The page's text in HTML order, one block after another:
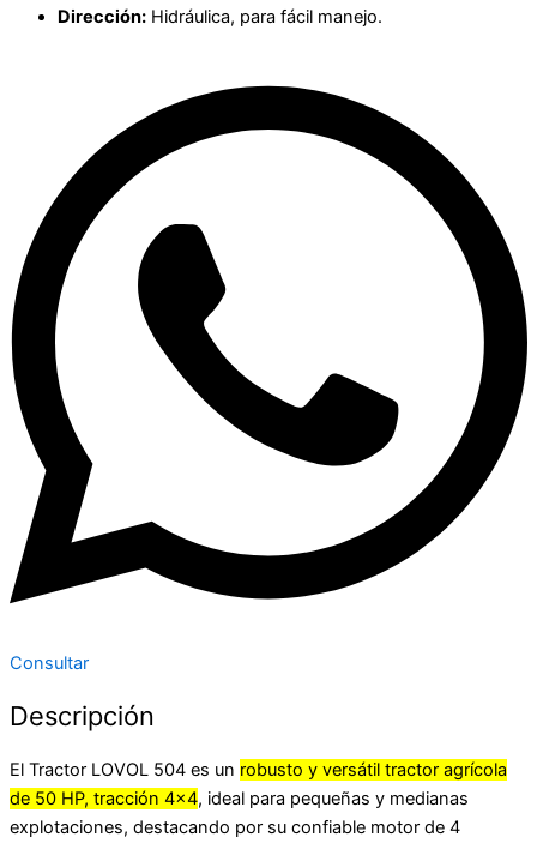
Dirección: Hidráulica, para fácil manejo.
Consultar
Descripción
El Tractor LOVOL 504 es un robusto y versátil tractor agrícola
de 50 HP, tracción 4×4, ideal para pequeñas y medianas
explotaciones, destacando por su confiable motor de 4